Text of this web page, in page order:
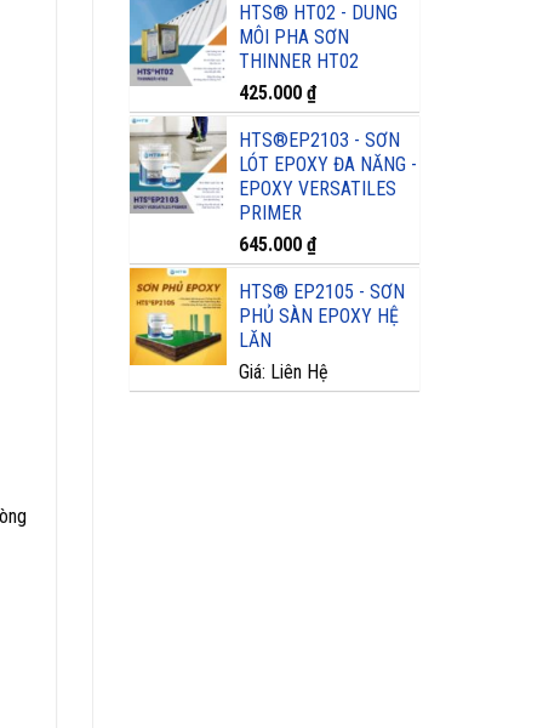
HTS® HT02 - DUNG
MÔI PHA SƠN
THINNER HT02
425.000 ₫
HTS®EP2103 - SƠN
LÓT EPOXY ĐA NĂNG -
EPOXY VERSATILES
PRIMER
645.000 ₫
HTS® EP2105 - SƠN
PHỦ SÀN EPOXY HỆ
LĂN
Giá: Liên Hệ